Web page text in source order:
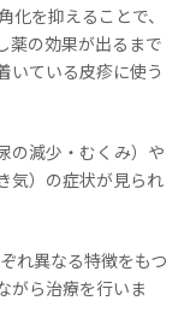
化を抑えることで、
薬の効果が出るまで
いている皮疹に使う
の減少・むくみ）や
気）の症状が見られ
れ異なる特徴をもつ
がら治療を行いま